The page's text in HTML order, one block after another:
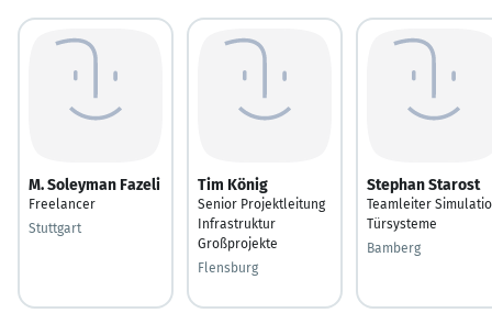
M. Soleyman Fazeli
Freelancer
Stuttgart
Tim König
Senior Projektleitung
Infrastruktur
Großprojekte
Flensburg
Stephan Starost
Teamleiter
Türsysteme
Bamberg